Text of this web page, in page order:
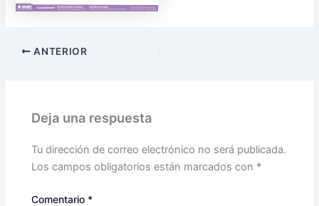
ANTERIOR
Deja una respuesta
Tu dirección de correo electrónico no será publicada.
Los campos obligatorios están marcados con *
Comentario *